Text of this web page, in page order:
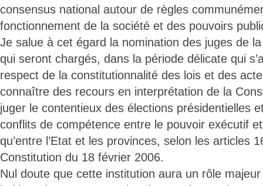
consensus national autour de règles
fonctionnement de la société et des pouvoirs
Je salue à cet égard la nomination des juges de
qui seront chargés, dans la période délicate qui
respect de la constitutionnalité des lois et des
connaître des recours en interprétation de la
juger le contentieux des élections présidentielles
conflits de compétence entre le pouvoir exécutif
qu’entre l’Etat et les provinces, selon les articles
Constitution du 18 février 2006.
Nul doute que cette institution aura un rôle